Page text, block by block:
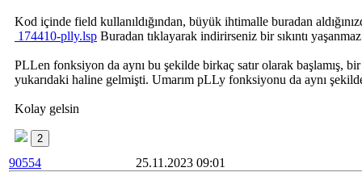
Kod içinde field kullanıldığından, büyük ihtimalle buradan
174410-plly.lsp Buradan tıklayarak indirirseniz bir sıkıntı
PLLen fonksiyon da aynı bu şekilde birkaç satır olarak başlamış,
yukarıdaki haline gelmişti. Umarım pLLy fonksiyonu da aynı
Kolay gelsin
2
90554
25.11.2023 09:01